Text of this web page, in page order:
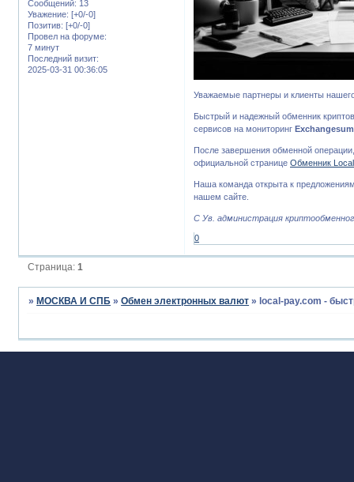
Сообщений: 13
Уважение: [+0/-0]
Позитив: [+0/-0]
Провел на форуме:
7 минут
Последний визит:
2025-03-31 00:36:05
Уважаемые партнеры и клиенты
Быстрый и надежный обменник
сервисов на мониторинг
После завершения обменной
официальной страницеОбменник
Наша команда открыта к
нашем сайте.
С Ув. администрация
0
Страница:1
»МОСКВА И СПБ »Обмен электронных валют »local-pay.com -